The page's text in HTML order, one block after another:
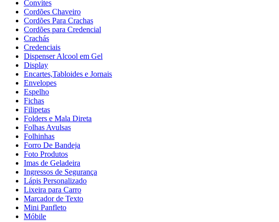
Convites
Cordões Chaveiro
Cordões Para Crachas
Cordões para Credencial
Crachás
Credenciais
Dispenser Alcool em Gel
Display
Encartes,Tabloides e Jornais
Envelopes
Espelho
Fichas
Filipetas
Folders e Mala Direta
Folhas Avulsas
Folhinhas
Forro De Bandeja
Foto Produtos
Imas de Geladeira
Ingressos de Segurança
Lápis Personalizado
Lixeira para Carro
Marcador de Texto
Mini Panfleto
Móbile